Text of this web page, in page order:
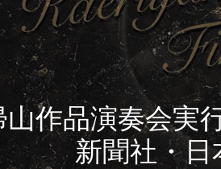
作品演奏会実
新聞社・